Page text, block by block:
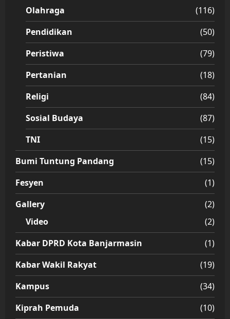
Olahraga
(116)
Pendidikan
(50)
Peristiwa
(79)
Pertanian
(18)
Religi
(84)
Sosial Budaya
(87)
TNI
(15)
Bumi Tuntung Pandang
(15)
Fesyen
(1)
Gallery
(2)
Video
(2)
Kabar DPRD Kota Banjarmasin
(1)
Kabar Wakil Rakyat
(19)
Kampus
(34)
Kiprah Pemuda
(10)